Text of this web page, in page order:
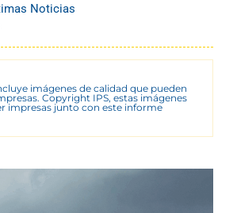
Noticias
imágenes de calidad que pueden
Copyright IPS, estas imágenes
impresas junto con este informe